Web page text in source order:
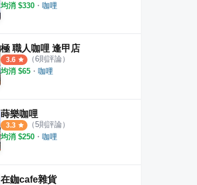
4.5
均消 $330 ・ 咖哩
極 職人咖哩 逢甲店
3.6 （6則評論）
均消 $65 ・ 咖哩
蒔樂咖哩
3.3 （5則評論）
均消 $250 ・ 咖哩
在鉫cafe雜貨